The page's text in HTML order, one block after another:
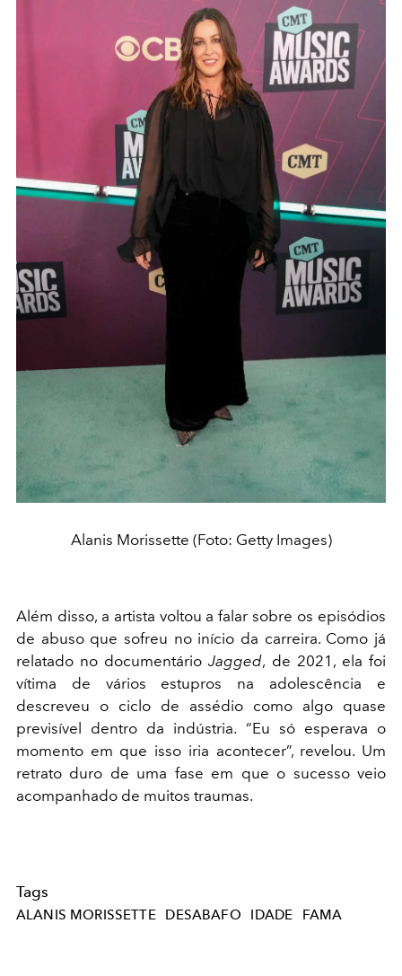
Alanis Morissette (Foto: Getty Images)
Além disso, a artista voltou a falar sobre os episódios
de abuso que sofreu no início da carreira. Como já
relatado no documentárioJagged, de 2021, ela foi
vítima de vários estupros na adolescência e
descreveu o ciclo de assédio como algo quase
previsível dentro da indústria. “Eu só esperava o
momento em que isso iria acontecer”, revelou. Um
retrato duro de uma fase em que o sucesso veio
acompanhado de muitos traumas.
Tags
ALANIS MORISSETTE DESABAFO IDADE FAMA